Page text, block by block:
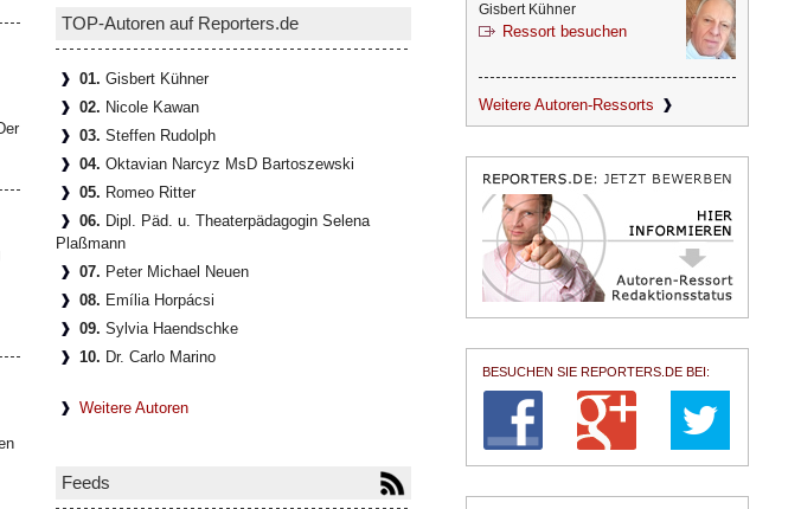
TOP-Autoren auf Reporters.de
01. Gisbert Kühner
02. Nicole Kawan
03. Steffen Rudolph
04. Oktavian Narcyz MsD Bartoszewski
05. Romeo Ritter
06. Dipl. Päd. u. Theaterpädagogin Selena
Plaßmann
07. Peter Michael Neuen
08. Emília Horpácsi
09. Sylvia Haendschke
10. Dr. Carlo Marino
Weitere Autoren
Feeds
Gisbert Kühner
Ressort besuchen
Weitere Autoren-Ressorts
BESUCHEN SIE REPORTERS.DE BEI: